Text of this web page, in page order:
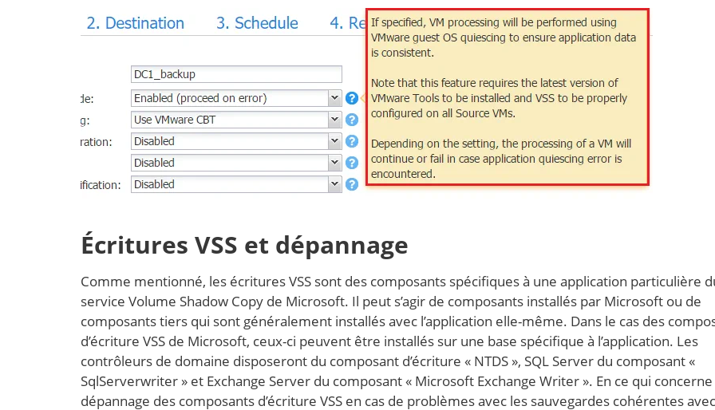
Écritures VSS et dépannage
Comme mentionné, les écritures VSS sont des composants spécifiques à une application particulière
service Volume Shadow Copy de Microsoft. Il peut s’agir de composants installés par Microsoft ou de
composants tiers qui sont généralement installés avec l’application elle-même. Dans le cas des
d’écriture VSS de Microsoft, ceux-ci peuvent être installés sur une base spécifique à l’application. Les
contrôleurs de domaine disposeront du composant d’écriture « NTDS », SQL Server du composant «
SqlServerwriter » et Exchange Server du composant « Microsoft Exchange Writer ». En ce qui
dépannage des composants d’écriture VSS en cas de problèmes avec les sauvegardes cohérentes